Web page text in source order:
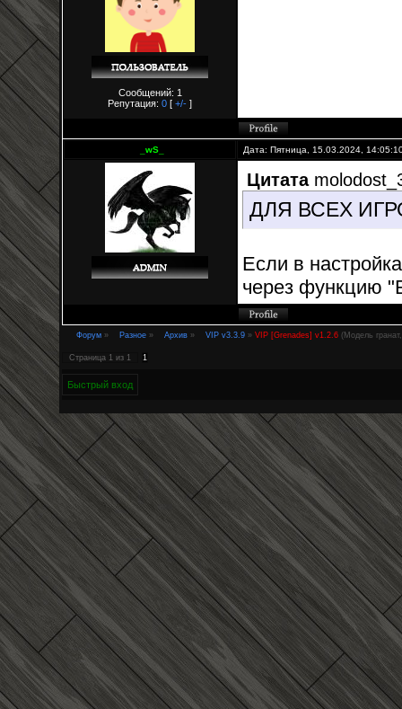
Сообщений: 1
Репутация: 0 [ +/- ]
_wS_ Дата: Пятница, 15.03.2024,
Цитата
ДЛЯ ВСЕХ
Если в
через функцию
Форум » Разное » Архив » VIP v3.3.9 » VIP [Grenades] v1.2.6 (Модель
Страница 1 из 1 1